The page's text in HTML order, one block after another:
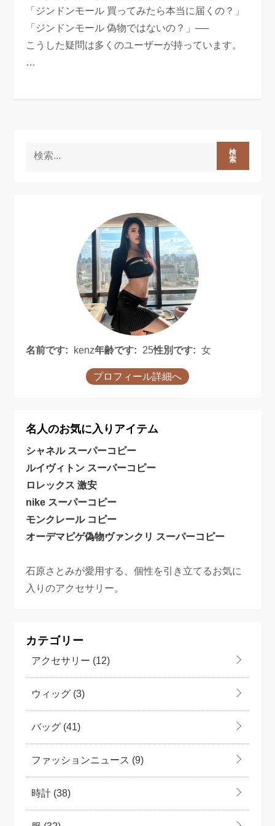
「ジンドンモール 買ってみたら本当に届くの？」
「ジンドンモール 偽物ではないの？」──
こうした疑問は多くのユーザーが持っています。
…
検
索
名前です: kenz年齢です: 25性別です: 女
プロフィール詳細へ
名人のお気に入りアイテム
シャネル スーパーコピー
ルイヴィトン スーパーコピー
ロレックス 激安
nike スーパーコピー
モンクレール コピー
オーデマピゲ偽物ヴァンクリ スーパーコピー
石原さとみが愛用する、個性を引き立てるお気に
入りのアクセサリー。
カテゴリー
アクセサリー (12)
ウィッグ (3)
バッグ (41)
ファッションニュース (9)
時計 (38)